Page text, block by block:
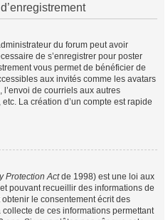
du forum peut avoir
de s’enregistrer pour poster
vous permet de bénéficier de
aux invités comme les avatars
de courriels aux autres
La création d’un compte est rapide
Protection Actde 1998) est une loi aux
pouvant recueillir des informations de
le consentement écrit des
de ces informations permettant